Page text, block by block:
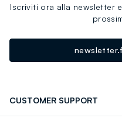
Iscriviti ora alla newsletter
CUSTOMER SUPPORT